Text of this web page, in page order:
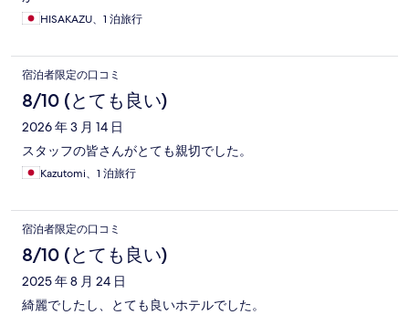
HISAKAZU、1 泊旅行
宿泊者限定の口コミ
8/10 (とても良い)
2026 年 3 月 14 日
スタッフの皆さんがとても親切でした。
Kazutomi、1 泊旅行
宿泊者限定の口コミ
8/10 (とても良い)
2025 年 8 月 24 日
綺麗でしたし、とても良いホテルでした。